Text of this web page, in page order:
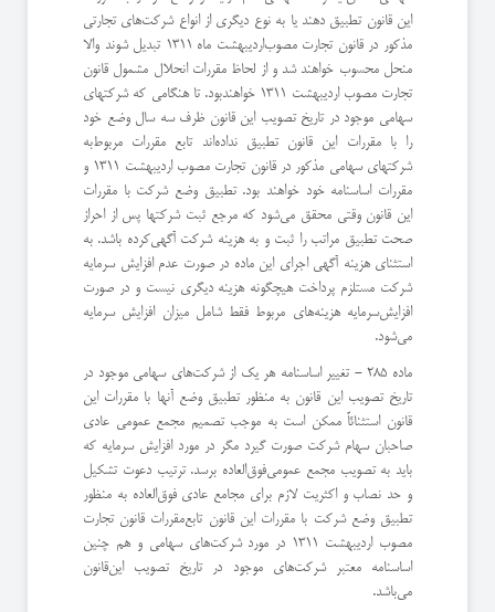
این قانون تطبیق دهند یا به نوع دیگری از انواع شركت‌های تجارتی
مذكور در قانون تجارت مصوب‌اردیبهشت ماه 1311 تبدیل شوند والا
منحل محسوب خواهند شد و از لحاظ مقررات انحلال مشمول قانون
تجارت مصوب اردیبهشت 1311 خواهند‌بود. ‌تا هنگامی كه شركتهای
سهامی موجود در تاریخ تصویب این قانون ظرف سه سال وضع خود
را با مقررات این قانون تطبیق نداده‌اند تابع مقررات مربوط‌به
شركتهای سهامی مذكور در قانون تجارت مصوب اردیبهشت 1311 و
مقررات اساسنامه خود خواهند بود. ‌تطبیق وضع شركت با مقررات
این قانون وقتی محقق می‌شود كه مرجع ثبت شركتها پس از احراز
صحت تطبیق مراتب را ثبت و به هزینه شركت آگهی‌كرده باشد. ‌به
استثنای هزینه آگهی اجرای این ماده در صورت عدم افزایش سرمایه
شركت مستلزم پرداخت هیچگونه هزینه دیگری نیست و در صورت
افزایش‌سرمایه هزینه‌های مربوط فقط شامل میزان افزایش سرمایه
می‌شود.
ماده 285 - تغییر اساسنامه هر یك از شركت‌های سهامی موجود در
تاریخ تصویب این قانون به منظور تطبیق وضع آنها با مقررات این
قانون استثنائاً‌ ممكن است به موجب تصمیم مجمع عمومی عادی
صاحبان سهام شركت صورت گیرد مگر در مورد افزایش سرمایه كه
باید به تصویب مجمع عمومی‌فوق‌العاده برسد. ترتیب دعوت تشكیل
و حد نصاب و اكثریت لازم برای مجامع عادی فوق‌العاده به منظور
تطبیق وضع شركت با مقررات این قانون تابع‌مقررات قانون تجارت
مصوب اردیبهشت 1311 در مورد شركت‌های سهامی و هم چنین
اساسنامه معتبر شركت‌های موجود در تاریخ تصویب این‌قانون
می‌باشد.